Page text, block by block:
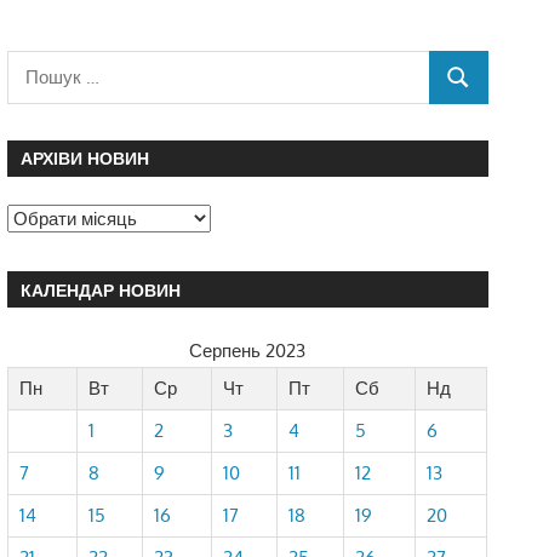
АРХІВИ НОВИН
КАЛЕНДАР НОВИН
Серпень 2023
Пн
Вт Ср Чт Пт Сб
Нд
1
2 3 4 5
6
7
8 9 10 11 12
13
14
15 16 17 18 19
20